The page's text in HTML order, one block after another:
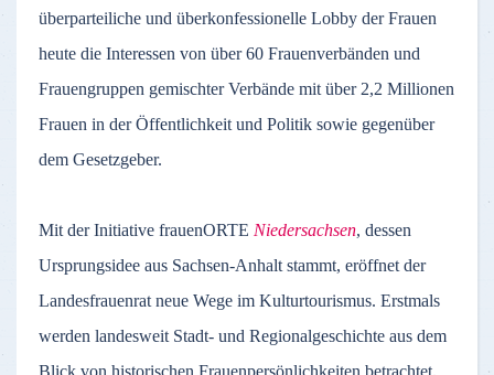
überparteiliche und überkonfessionelle Lobby der Frauen
heute die Interessen von über 60 Frauenverbänden und
Frauengruppen gemischter Verbände mit über 2,2 Millionen
Frauen in der Öffentlichkeit und Politik sowie gegenüber
dem Gesetzgeber.
Mit der Initiative frauenORTE Niedersachsen, dessen
Ursprungsidee aus Sachsen-Anhalt stammt, eröffnet der
Landesfrauenrat neue Wege im Kulturtourismus. Erstmals
werden landesweit Stadt- und Regionalgeschichte aus dem
Blick von historischen Frauenpersönlichkeiten betrachtet.